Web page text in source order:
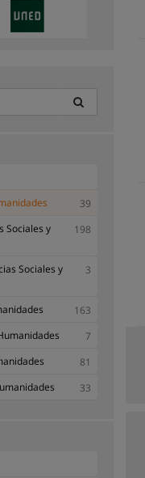
39
Sociales y
198
Sociales y
3
163
7
81
33